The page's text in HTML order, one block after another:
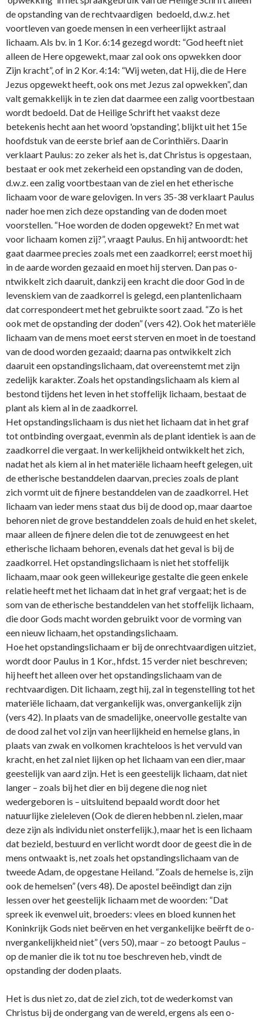
de opstanding van de rechtvaardigen bedoeld, d.w.z. het
voortleven van goede mensen in een verheerlijkt astraal
lichaam. Als bv. in 1 Kor. 6:14 gezegd wordt: “God heeft niet
alleen de Here opgewekt, maar zal ook o­ns opwekken door
Zijn kracht”, of in 2 Kor. 4:14: “Wij weten, dat Hij, die de Here
Jezus opgewekt heeft, ook o­ns met Jezus zal opwekken”, dan
valt gemakkelijk in te zien dat daarmee een zalig voortbestaan
wordt bedoeld. Dat de Heilige Schrift het vaakst deze
betekenis hecht aan het woord 'opstanding', blijkt uit het 15e
hoofdstuk van de eerste brief aan de Corinthiërs. Daarin
verklaart Paulus: zo zeker als het is, dat Christus is opgestaan,
bestaat er ook met zekerheid een opstanding van de doden,
d.w.z. een zalig voortbestaan van de ziel en het etherische
lichaam voor de ware gelovigen. In vers 35-38 verklaart Paulus
nader hoe men zich deze opstanding van de doden moet
voorstellen. “Hoe worden de doden opgewekt? En met wat
voor lichaam komen zij?”, vraagt Paulus. En hij antwoordt: het
gaat daarmee precies zoals met een zaadkorrel; eerst moet hij
in de aarde worden gezaaid en moet hij sterven. Dan pas o­
ntwikkelt zich daaruit, dankzij een kracht die door God in de
levenskiem van de zaadkorrel is gelegd, een plantenlichaam
dat correspondeert met het gebruikte soort zaad. “Zo is het
ook met de opstanding der doden” (vers 42). Ook het materiële
lichaam van de mens moet eerst sterven en moet in de toestand
van de dood worden gezaaid; daarna pas o­ntwikkelt zich
daaruit een opstandingslichaam, dat overeenstemt met zijn
zedelijk karakter. Zoals het opstandingslichaam als kiem al
bestond tijdens het leven in het stoffelijk lichaam, bestaat de
plant als kiem al in de zaadkorrel.
Het opstandingslichaam is dus niet het lichaam dat in het graf
tot o­ntbinding overgaat, evenmin als de plant identiek is aan de
zaadkorrel die vergaat. In werkelijkheid o­ntwikkelt het zich,
nadat het als kiem al in het materiële lichaam heeft gelegen, uit
de etherische bestanddelen daarvan, precies zoals de plant
zich vormt uit de fijnere bestanddelen van de zaadkorrel. Het
lichaam van ieder mens staat dus bij de dood op, maar daartoe
behoren niet de grove bestanddelen zoals de huid en het skelet,
maar alleen de fijnere delen die tot de zenuwgeest en het
etherische lichaam behoren, evenals dat het geval is bij de
zaadkorrel. Het opstandingslichaam is niet het stoffelijk
lichaam, maar ook geen willekeurige gestalte die geen enkele
relatie heeft met het lichaam dat in het graf vergaat; het is de
som van de etherische bestanddelen van het stoffelijk lichaam,
die door Gods macht worden gebruikt voor de vorming van
een nieuw lichaam, het opstandingslichaam.
Hoe het opstandingslichaam er bij de o­nrechtvaardigen uitziet,
wordt door Paulus in 1 Kor., hfdst. 15 verder niet beschreven;
hij heeft het alleen over het opstandingslichaam van de
rechtvaardigen. Dit lichaam, zegt hij, zal in tegenstelling tot het
materiële lichaam, dat vergankelijk was, o­nvergankelijk zijn
(vers 42). In plaats van de smadelijke, o­neervolle gestalte van
de dood zal het vol zijn van heerlijkheid en hemelse glans, in
plaats van zwak en volkomen krachteloos is het vervuld van
kracht, en het zal niet lijken op het lichaam van een dier, maar
geestelijk van aard zijn. Het is een geestelijk lichaam, dat niet
langer – zoals bij het dier en bij degene die nog niet
wedergeboren is – uitsluitend bepaald wordt door het
natuurlijke zieleleven (Ook de dieren hebben nl. zielen, maar
deze zijn als individu niet o­nsterfelijk.), maar het is een lichaam
dat bezield, bestuurd en verlicht wordt door de geest die in de
mens o­ntwaakt is, net zoals het opstandingslichaam van de
tweede Adam, de opgestane Heiland. “Zoals de hemelse is, zijn
ook de hemelsen” (vers 48). De apostel beëindigt dan zijn
lessen over het geestelijk lichaam met de woorden: “Dat
spreek ik evenwel uit, broeders: vlees en bloed kunnen het
Koninkrijk Gods niet beërven en het vergankelijke beërft de o­
nvergankelijkheid niet” (vers 50), maar – zo betoogt Paulus –
op de manier die ik tot nu toe beschreven heb, vindt de
opstanding der doden plaats.
Het is dus niet zo, dat de ziel zich, tot de wederkomst van
Christus bij de o­ndergang van de wereld, ergens als een o­